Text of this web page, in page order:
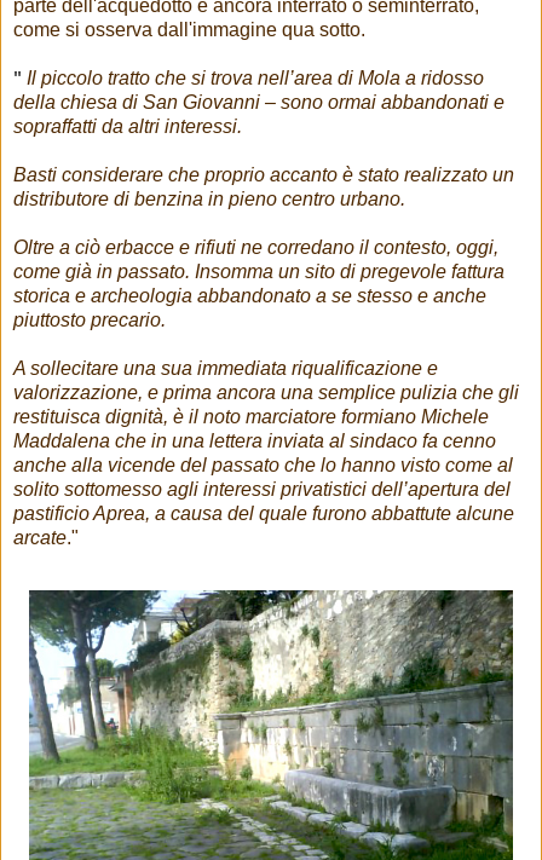
parte dell'acquedotto è ancora interrato o seminterrato,
come si osserva dall'immagine qua sotto.
" Il piccolo tratto che si trova nell’area di Mola a ridosso
della chiesa di San Giovanni – sono ormai abbandonati e
sopraffatti da altri interessi.
Basti considerare che proprio accanto è stato realizzato un
distributore di benzina in pieno centro urbano.
Oltre a ciò erbacce e rifiuti ne corredano il contesto, oggi,
come già in passato. Insomma un sito di pregevole fattura
storica e archeologia abbandonato a se stesso e anche
piuttosto precario.
A sollecitare una sua immediata riqualificazione e
valorizzazione, e prima ancora una semplice pulizia che gli
restituisca dignità, è il noto marciatore formiano Michele
Maddalena che in una lettera inviata al sindaco fa cenno
anche alla vicende del passato che lo hanno visto come al
solito sottomesso agli interessi privatistici dell’apertura del
pastificio Aprea, a causa del quale furono abbattute alcune
arcate."